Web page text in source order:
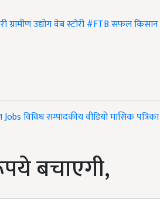
ग्रामीण उद्योगवेब स्टोरी#FTBसफल किसान
Jobsविविधसम्पादकीयवीडियोमासिक पत्रिका
बचाएगी,